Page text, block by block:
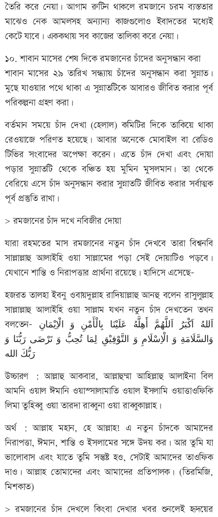
তৈরি করে নেয়া। আগাম রুটিন থাকলে রমজানে চরম ব্যস্ততার
মাঝেও নেক আমলসহ অন্যান্য কাজগুলোও ইবাদতের মধ্যেই
কেটে যাবে। এককথায় সব কাজের তালিকা করে নেয়া।
১০. শাবান মাসের শেষ দিকে রমজানের চাঁদের অনুসন্ধান করা
শাবান মাসের ২৯ তারিখ সন্ধ্যায় চাঁদের অনুসন্ধান করা সুন্নাত।
মুছে যাওয়ার পথে থাকা এ সুন্নাতটিকে আবারও জীবিত করার পূর্ব
পরিকল্পনা গ্রহণ করা।
বর্তমান সময়ে চাঁদ দেখা (হেলাল) কমিটির দিকে তাকিয়ে থাকা
রেওয়াজে পরিণত হয়েছে। আবার অনেকে মোবাইল বা রেডিও
টিভির সংবাদের অপেক্ষা করেন। এতে চাঁদ দেখা এবং দোয়া
পড়ার সুন্নাতটি থেকে বঞ্চিত হয় মুমিন মুসলমান। তা থেকে
বেরিয়ে এসে চাঁদ অনুসন্ধান করার সুন্নাতটি জীবিত করার সর্বাত্মক
পূর্ব প্রস্তুতি রাখা।
> রমজানের চাঁদ দখে নবিজীর দোয়া
যারা রহমতের মাস রমজানের নতুন চাঁদ দেখবে তারা বিশ্বনবি
সাল্লাল্লাহু আলাইহি ওয়া সাল্লামের পড়া সেই দোয়াটিও পড়বে।
যেখানে শান্তি ও নিরাপত্তার প্রার্থনা রয়েছে। হাদিসে এসেছে-
হজরত তালহা ইবনু ওবায়দুল্লাহ রাদিয়াল্লাহু আনহু বলেন রাসুলুল্লাহ
সাল্লাল্লাহু আলাইহি ওয়া সাল্লাম যখন নতুন চাঁদ দেখতেন তখন
বলতেন- اَللهُ اَكْبَرُ اَللَّهُمَّ أَهِلَّهُ عَلَيْنَا بِالْأَمْنِ وَ الْاِيْمَانِ
وَالسَّلَامَةِ وَ الْاِسْلَامِ وَ التَّوْفِيْقِ لِمَا تُحِبُّ وَ تَرْضَى رَبُّنَا وَ
رَبُّكَ الله
উচ্চারণ : আল্লাহু আকবার, আল্লাহুম্মা আহিল্লাহু আলাইনা বিল
আমনি ওয়াল ঈমানি ওয়াস্সালামাতি ওয়াল ইসলামি ওয়াত্তাওফিকি
লিমা তুহিব্বু ওয়া তারদা রাব্বুনা ওয়া রাব্বুকাল্লাহ।
অর্থ : আল্লাহ মহান, হে আল্লাহ! এ নতুন চাঁদকে আমাদের
নিরাপত্তা, ঈমান, শান্তি ও ইসলামের সঙ্গে উদয় কর। আর তুমি যা
ভালোবাস এবং যাতে তুমি সন্তুষ্ট হও, সেটাই আমাদের তাওফিক
দাও। আল্লাহ তোমাদের এবং আমাদের প্রতিপালক। (তিরমিজি,
মিশকাত)
> রমজানের চাঁদ দেখলে কিংবা দেখার খবর শুনলেই হৃদয়ের